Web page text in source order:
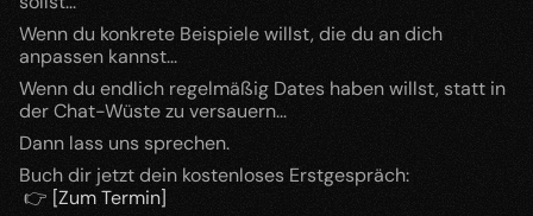
Wenn du konkrete Beispiele willst, die du an dich
anpassen kannst...
Wenn du endlich regelmäßig Dates haben willst, statt in
der Chat-Wüste zu versauern...
Dann lass uns sprechen.
Buch dir jetzt dein kostenloses Erstgespräch:
👉 [Zum Termin]